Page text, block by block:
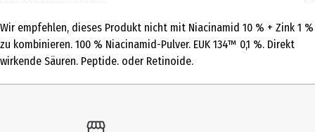
Produkttyp
24h-Pflege
Einsatzbereich
Wir empfehlen, dieses Produkt nicht mit Niacinamid 10 % + Zink 1 %
zu kombinieren. 100 % Niacinamid-Pulver. EUK 134™ 0,1 %. Direkt
wirkende Säuren. Peptide. oder Retinoide.